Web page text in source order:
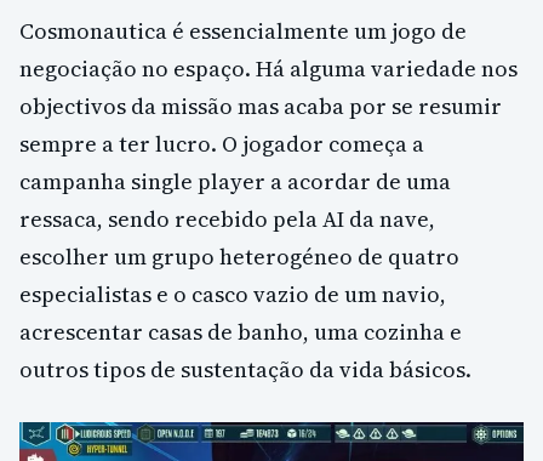
Cosmonautica é essencialmente um jogo de
negociação no espaço. Há alguma variedade nos
objectivos da missão mas acaba por se resumir
sempre a ter lucro. O jogador começa a
campanha single player a acordar de uma
ressaca, sendo recebido pela AI da nave,
escolher um grupo heterogéneo de quatro
especialistas e o casco vazio de um navio,
acrescentar casas de banho, uma cozinha e
outros tipos de sustentação da vida básicos.